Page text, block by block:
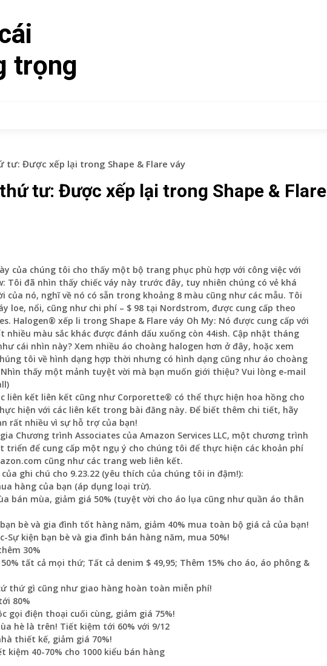
trọng
tư: Được xếp lại trong Shape & Flare váy
tư: Được xếp lại trong Shape & Flare
của chúng tôi cho thấy một bộ trang phục phù hợp với công việc với
Tôi đã nhìn thấy chiếc váy này trước đây, tuy nhiên chúng có vẻ khá
nó, nghĩ về nó có sẵn trong khoảng 8 màu cũng như các mẫu. Tôi
loe, nổi, cũng như chi phí – $ 98 tại Nordstrom, được cung cấp theo
Halogen® xếp li trong Shape & Flare váy Oh My: Nó được cung cấp với
nhiều màu sắc khác được đánh dấu xuống còn 44ish. Cập nhật tháng
cái nhìn này? Xem nhiều áo choàng halogen hơn ở đây, hoặc xem
tôi về hình dạng hợp thời nhưng có hình dạng cũng như áo choàng
thấy một mảnh tuyệt vời mà bạn muốn giới thiệu? Vui lòng e-mail
liên kết liên kết cũng như Corporette® có thể thực hiện hoa hồng cho
hiện với các liên kết trong bài đăng này. Để biết thêm chi tiết, hãy
rất nhiều vì sự hỗ trợ của bạn!
Chương trình Associates của Amazon Services LLC, một chương trình
để cung cấp một ngụ ý cho chúng tôi để thực hiện các khoản phí
cũng như các trang web liên kết.
ghi chú cho 9.23.22 (yêu thích của chúng tôi in đậm!):
hàng của bạn (áp dụng loại trừ).
bán mùa, giảm giá 50% (tuyệt vời cho áo lụa cũng như quần áo thân
bè và gia đình tốt hàng năm, giảm 40% mua toàn bộ giá cả của bạn!
Sự kiện bạn bè và gia đình bán hàng năm, mua 50%!
30%
tất cả mọi thứ; Tất cả denim $ 49,95; Thêm 15% cho áo, áo phông &
thứ gì cũng như giao hàng hoàn toàn miễn phí!
80%
gọi điện thoại cuối cùng, giảm giá 75%!
hè là trên! Tiết kiệm tới 60% với 9/12
thiết kế, giảm giá 70%!
40-70% cho 1000 kiểu bán hàng